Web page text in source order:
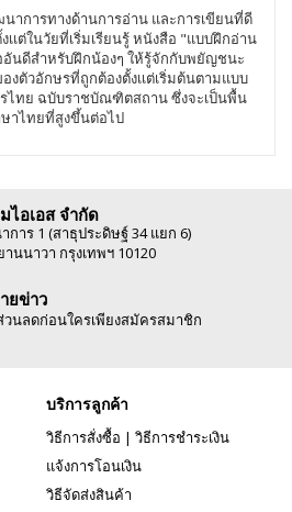
าการทางด้านการอ่าน และการเขียนที่ดี
เต่ในวัยที่เริ่มเรียนรู้ หนังสือ "แบบฝึกอ่าน
อันดีสำหรับฝึกน้องๆ ให้รู้จักกับพยัญชนะ
ตัวอักษรที่ถูกต้องตั้งเเต่เริ่มต้นตามแบบ
ไทย ฉบับราชบัณฑิตสถาน ซึ่งจะเป็นพื้น
าไทยที่สูงขึ้นต่อไป
ไอเอส จำกัด
าร 1 (สาธุประดิษฐ์ 34 แยก 6)
นนาวา กรุงเทพฯ 10120
ยข่าว
นลดก่อนใครเพียงสมัครสมาชิก
บริการลูกค้า
วิธีการสั่งซื้อ | วิธีการชำระเงิน
แจ้งการโอนเงิน
วิธีจัดส่งสินค้า